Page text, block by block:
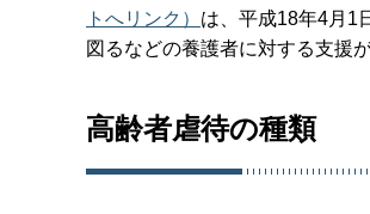
トへリンク） は、平成18年4月1
図るなどの養護者に対する支援
高齢者虐待の種類